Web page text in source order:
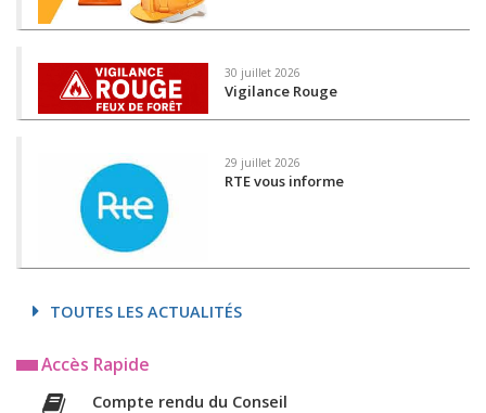
30 juillet 2026
Vigilance Rouge
29 juillet 2026
RTE vous informe
TOUTES LES ACTUALITÉS
Accès Rapide
Compte rendu du Conseil